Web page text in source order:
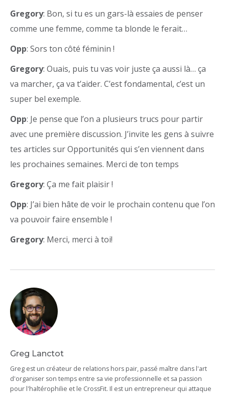
Gregory: Bon, si tu es un gars-là essaies de penser
comme une femme, comme ta blonde le ferait…
Opp: Sors ton côté féminin !
Gregory: Ouais, puis tu vas voir juste ça aussi là… ça
va marcher, ça va t’aider. C’est fondamental, c’est un
super bel exemple.
Opp: Je pense que l’on a plusieurs trucs pour partir
avec une première discussion. J’invite les gens à suivre
tes articles sur Opportunités qui s’en viennent dans
les prochaines semaines. Merci de ton temps
Gregory: Ça me fait plaisir !
Opp: J’ai bien hâte de voir le prochain contenu que l’on
va pouvoir faire ensemble !
Gregory: Merci, merci à toi!
Greg Lanctot
Greg est un créateur de relations hors pair, passé maître dans l'art
d'organiser son temps entre sa vie professionnelle et sa passion
pour l'haltérophilie et le CrossFit. Il est un entrepreneur qui attaque